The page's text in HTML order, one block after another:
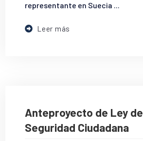
representante en Suecia ...
Leer más
Anteproyecto de Ley de
Seguridad Ciudadana